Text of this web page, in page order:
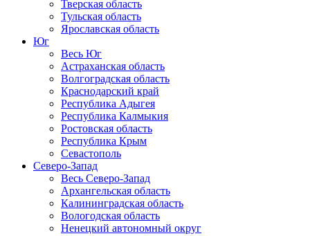
Тверская область
Тульская область
Ярославская область
Юг
Весь Юг
Астраханская область
Волгоградская область
Краснодарский край
Республика Адыгея
Республика Калмыкия
Ростовская область
Республика Крым
Севастополь
Северо-Запад
Весь Северо-Запад
Архангельская область
Калининградская область
Вологодская область
Ненецкий автономный округ